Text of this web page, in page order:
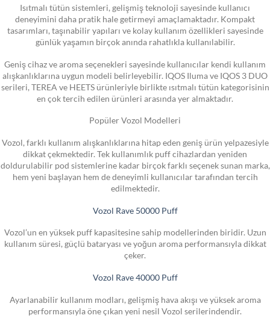
Isıtmalı tütün sistemleri, gelişmiş teknoloji sayesinde kullanıcı
deneyimini daha pratik hale getirmeyi amaçlamaktadır. Kompakt
tasarımları, taşınabilir yapıları ve kolay kullanım özellikleri sayesinde
günlük yaşamın birçok anında rahatlıkla kullanılabilir.
Geniş cihaz ve aroma seçenekleri sayesinde kullanıcılar kendi kullanım
alışkanlıklarına uygun modeli belirleyebilir. IQOS Iluma ve IQOS 3 DUO
serileri, TEREA ve HEETS ürünleriyle birlikte ısıtmalı tütün kategorisinin
en çok tercih edilen ürünleri arasında yer almaktadır.
Popüler Vozol Modelleri
Vozol, farklı kullanım alışkanlıklarına hitap eden geniş ürün yelpazesiyle
dikkat çekmektedir. Tek kullanımlık puff cihazlardan yeniden
doldurulabilir pod sistemlerine kadar birçok farklı seçenek sunan marka,
hem yeni başlayan hem de deneyimli kullanıcılar tarafından tercih
edilmektedir.
Vozol Rave 50000 Puff
Vozol’un en yüksek puff kapasitesine sahip modellerinden biridir. Uzun
kullanım süresi, güçlü bataryası ve yoğun aroma performansıyla dikkat
çeker.
Vozol Rave 40000 Puff
Ayarlanabilir kullanım modları, gelişmiş hava akışı ve yüksek aroma
performansıyla öne çıkan yeni nesil Vozol serilerindendir.